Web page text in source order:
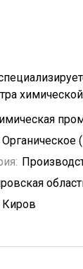
Органическое
Киров